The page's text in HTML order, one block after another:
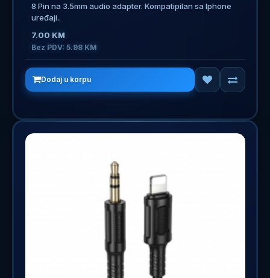
8 Pin na 3.5mm audio adapter. Kompatipilan sa Iphone
uređaji..
7.00 KM
Bez PDV: 5.98 KM
Dodaj u korpu